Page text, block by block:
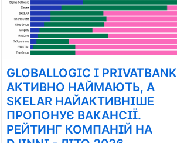
GLOBALLOGIC І PRIVATBANK
АКТИВНО НАЙМАЮТЬ, А
SKELAR НАЙАКТИВНІШЕ
ПРОПОНУЄ ВАКАНСІЇ.
РЕЙТИНГ КОМПАНІЙ НА